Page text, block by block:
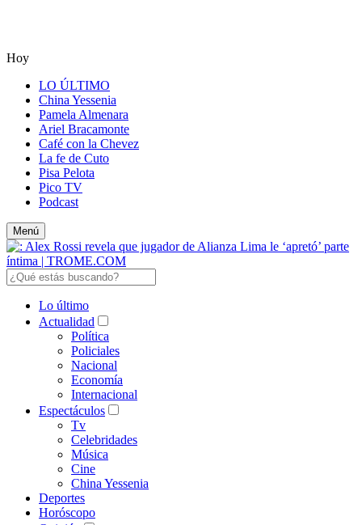
Hoy
LO ÚLTIMO
China Yessenia
Pamela Almenara
Ariel Bracamonte
Café con la Chevez
La fe de Cuto
Pisa Pelota
Pico TV
Podcast
Menú
Lo último
Actualidad
Política
Policiales
Nacional
Economía
Internacional
Espectáculos
Tv
Celebridades
Música
Cine
China Yessenia
Deportes
Horóscopo